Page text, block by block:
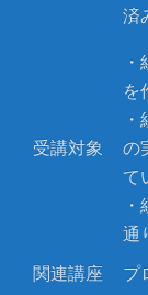
済
受講対象
を
の
て
通
関連講座
プ